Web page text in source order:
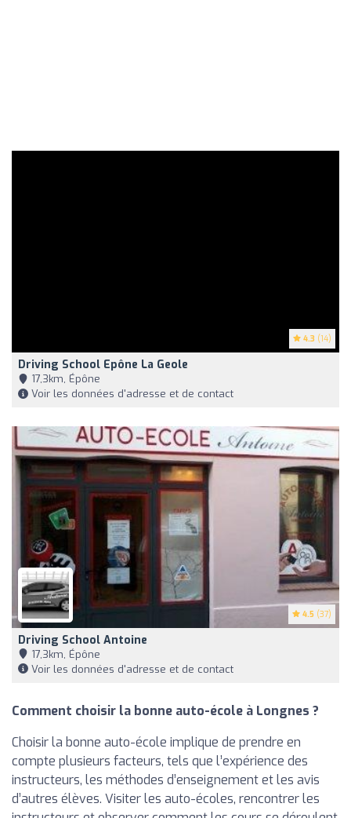
4.3 (14)
Driving School Epône La Geole
17,3km, Épône
Voir les données d'adresse et de contact
4.5 (37)
Driving School Antoine
17,3km, Épône
Voir les données d'adresse et de contact
Comment choisir la bonne auto-école à Longnes ?
Choisir la bonne auto-école implique de prendre en
compte plusieurs facteurs, tels que l’expérience des
instructeurs, les méthodes d’enseignement et les avis
d’autres élèves. Visiter les auto-écoles, rencontrer les